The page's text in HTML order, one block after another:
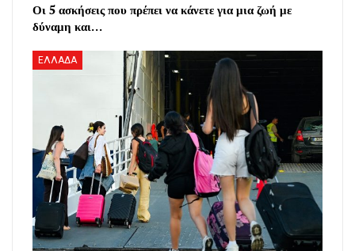
Οι 5 ασκήσεις που πρέπει να κάνετε για μια ζωή με
δύναμη και…
ΕΛΛΑΔΑ